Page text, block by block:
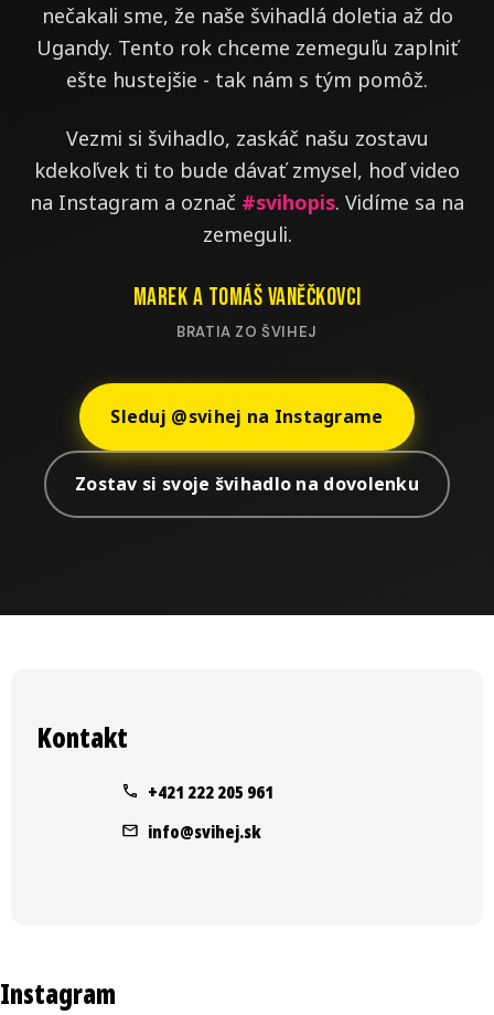
nečakali sme, že naše švihadlá doletia až do
Ugandy. Tento rok chceme zemeguľu zaplniť
ešte hustejšie - tak nám s tým pomôž.
Vezmi si švihadlo, zaskáč našu zostavu
kdekoľvek ti to bude dávať zmysel, hoď video
na Instagram a označ #svihopis. Vidíme sa na
zemeguli.
Marek a Tomáš Vaněčkovci
BRATIA ZO ŠVIHEJ
Sleduj @svihej na Instagrame
Zostav si svoje švihadlo na dovolenku
Instagram
Kontakt
info@svihej.sk
+421 222 205 961